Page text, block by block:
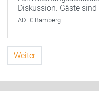
Diskussion. Gäste
ADFC Bamberg
Weiter